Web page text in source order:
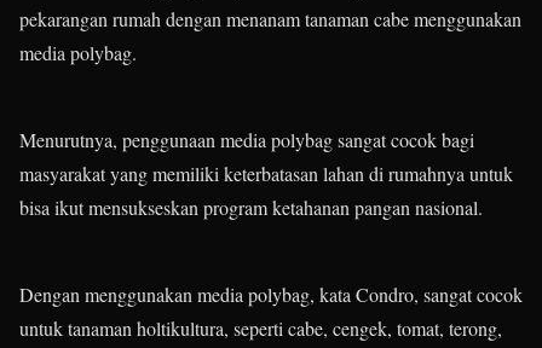
pekarangan rumah dengan menanam tanaman cabe menggunakan
media polybag.
Menurutnya, penggunaan media polybag sangat cocok bagi
masyarakat yang memiliki keterbatasan lahan di rumahnya untuk
bisa ikut mensukseskan program ketahanan pangan nasional.
Dengan menggunakan media polybag, kata Condro, sangat cocok
untuk tanaman holtikultura, seperti cabe, cengek, tomat, terong,